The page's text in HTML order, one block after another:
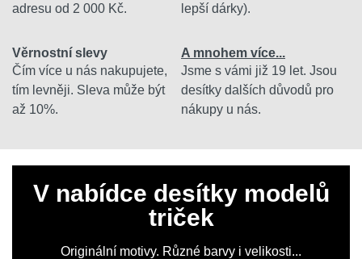
adresu od 2 000 Kč.
lepší dárky).
Věrnostní slevy
Čím více u nás nakupujete,
tím levněji. Sleva může být
až 10%.
A mnohem více...
Jsme s vámi již 19 let. Jsou
desítky dalších důvodů pro
nákupy u nás.
V nabídce desítky modelů
triček
Originální motivy. Různé barvy i velikosti...